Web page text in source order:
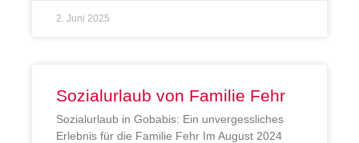
2. Juni 2025
Sozialurlaub von Familie Fehr
Sozialurlaub in Gobabis: Ein unvergessliches
Erlebnis für die Familie Fehr Im August 2024